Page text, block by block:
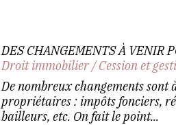
DES CHANGEMENTS À VENIR
Droit immobilier/Cession et
De nombreux changements sont
propriétaires : impôts fonciers,
bailleurs, etc. On fait le point...